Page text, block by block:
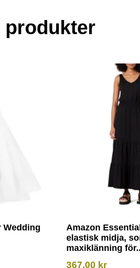
produkter
Wedding
Amazon
elastisk midja,
maxiklänning
367,00 kr